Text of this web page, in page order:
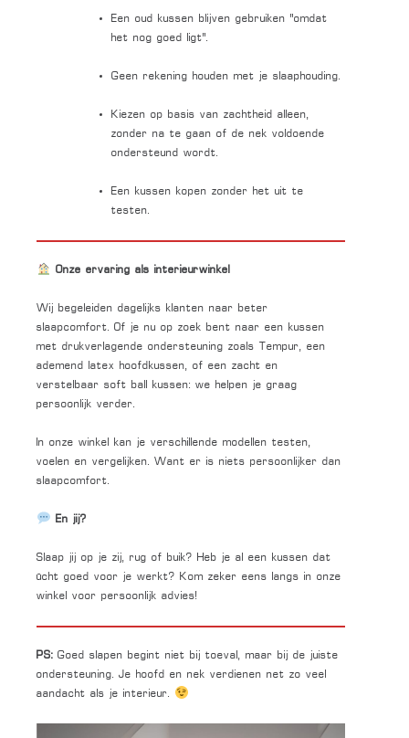
Een oud kussen blijven gebruiken “omdat
het nog goed ligt”.
Geen rekening houden met je slaaphouding.
Kiezen op basis van zachtheid alleen,
zonder na te gaan of de nek voldoende
ondersteund wordt.
Een kussen kopen zonder het uit te
testen.
Onze ervaring als interieurwinkel
Wij begeleiden dagelijks klanten naar beter
slaapcomfort. Of je nu op zoek bent naar een kussen
met drukverlagende ondersteuning zoals Tempur, een
ademend latex hoofdkussen, of een zacht en
verstelbaar soft ball kussen: we helpen je graag
persoonlijk verder.
In onze winkel kan je verschillende modellen testen,
voelen en vergelijken. Want er is niets persoonlijker dan
slaapcomfort.
En jij?
Slaap jij op je zij, rug of buik? Heb je al een kussen dat
écht goed voor je werkt? Kom zeker eens langs in onze
winkel voor persoonlijk advies!
PS: Goed slapen begint niet bij toeval, maar bij de juiste
ondersteuning. Je hoofd en nek verdienen net zo veel
aandacht als je interieur.